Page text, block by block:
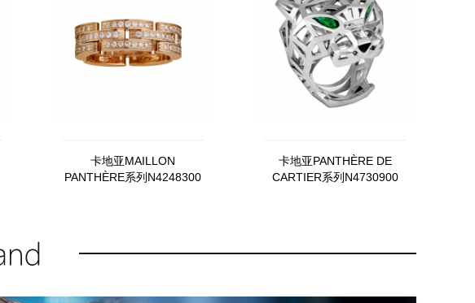
卡地亚MAILLON
PANTHÈRE系列N4248300
卡地亚PANTHÈRE DE
CARTIER系列N4730900